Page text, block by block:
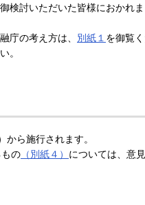
検討いただいた皆様におかれ
庁の考え方は、 別紙１ を御覧く
。
ら施行されます。
の （別紙４） については、意